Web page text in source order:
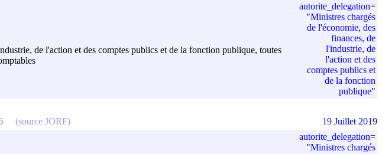
de l'action et des comptes publics et de la fonction publique, toutes
autorite_delegation=
"Ministres chargés
de l'économie, des
finances, de
l'industrie, de
l'action et des
comptes publics et
de la fonction
publique"
autorite_delegation=
"Ministres chargés
(source JORF) 19 Juillet 2019